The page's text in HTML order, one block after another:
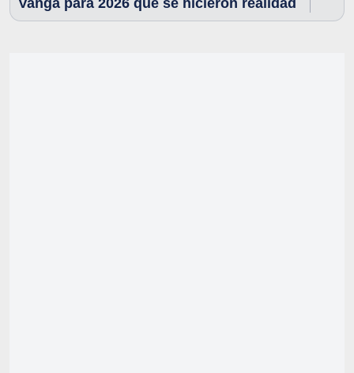
Vanga para 2026 que se hicieron realidad